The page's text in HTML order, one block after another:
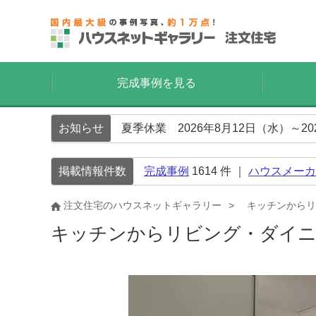
完成事例を見る
お知らせ 夏季休業 2026年8月12日（水）～
掲載情報件数 完成事例 1614 件 ｜ ハウスメー
注文住宅のハウスネットギャラリー キッチンから
キッチンからリビング・ダイ